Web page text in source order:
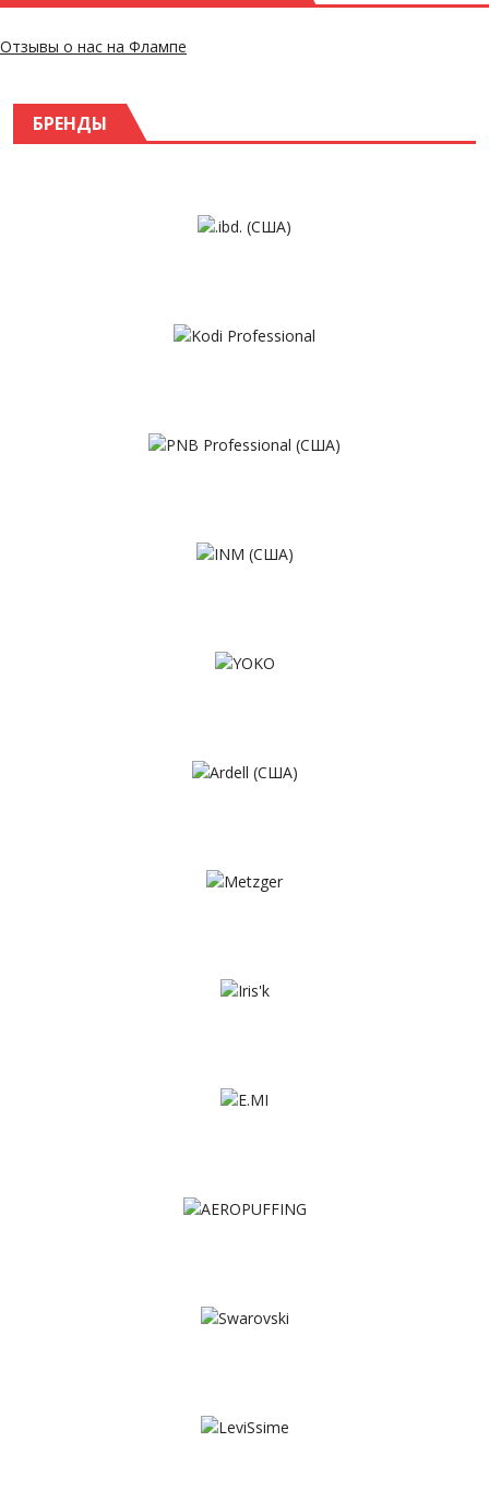
Отзывы о нас на Флампе
БРЕНДЫ